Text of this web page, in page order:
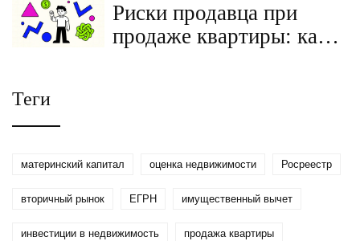
Риски продавца при
продаже квартиры: как
Теги
материнский капитал оценка недвижимости Росреестр
вторичный рынок ЕГРН имущественный вычет
инвестиции в недвижимость продажа квартиры